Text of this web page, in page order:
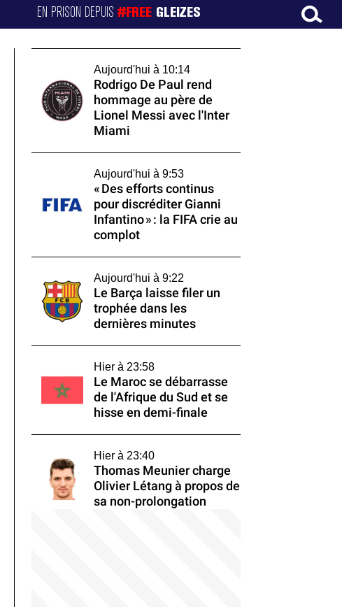
EN PRISON DEPUIS#FREE GLEIZES
Aujourd'hui à 10:14
Rodrigo De Paul rend
hommage au père de
Lionel Messi avec l'Inter
Miami
Aujourd'hui à 9:53
« Des efforts continus
pour discréditer Gianni
Infantino » : la FIFA crie au
complot
Aujourd'hui à 9:22
Le Barça laisse filer un
trophée dans les
dernières minutes
Hier à 23:58
Le Maroc se débarrasse
de l'Afrique du Sud et se
hisse en demi-finale
Hier à 23:40
Thomas Meunier charge
Olivier Létang à propos de
sa non-prolongation